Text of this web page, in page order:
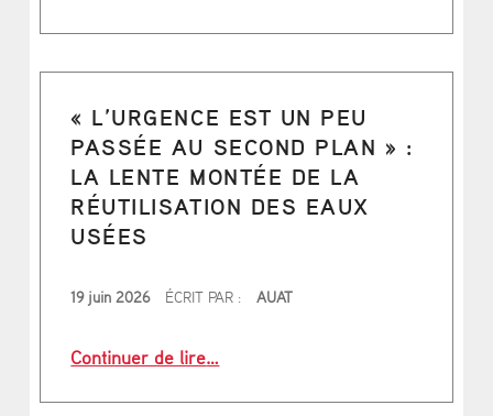
« L’URGENCE EST UN PEU
PASSÉE AU SECOND PLAN » :
LA LENTE MONTÉE DE LA
RÉUTILISATION DES EAUX
USÉES
19 juin 2026 ÉCRIT PAR : AUAT
Continuer de lire…